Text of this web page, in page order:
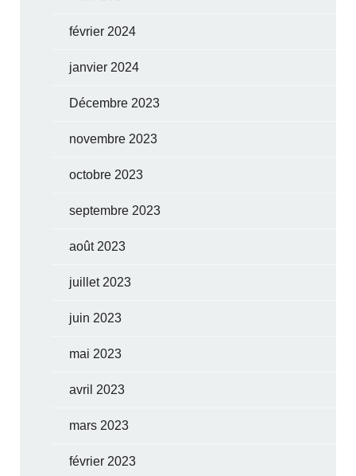
février 2024
janvier 2024
Décembre 2023
novembre 2023
octobre 2023
septembre 2023
août 2023
juillet 2023
juin 2023
mai 2023
avril 2023
mars 2023
février 2023